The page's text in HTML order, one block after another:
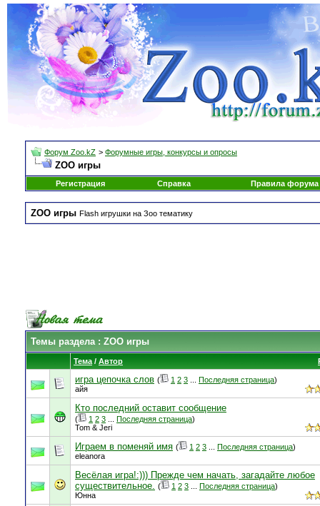
Форум Zoo.kZ > Форумные игры, конкурсы и опросы
ZOO игры
Регистрация Справка Правила форума
ZOO игры Flash игрушки на Зоо тематику
Темы раздела: ZOO игры
Тема / Автор
игра цепочка слов ( 1 2 3 Последняя страница)
айя
Кто последний оставит сообщение
( 1 2 3 Последняя страница)
Tom & Jeri
Играем в поменяй имя ( 1 2 3 Последняя страница)
eleanora
Весёлая игра!:))) Прежде чем начать, загадайте любое
существительное. ( 1 2 3 Последняя страница)
Юнна